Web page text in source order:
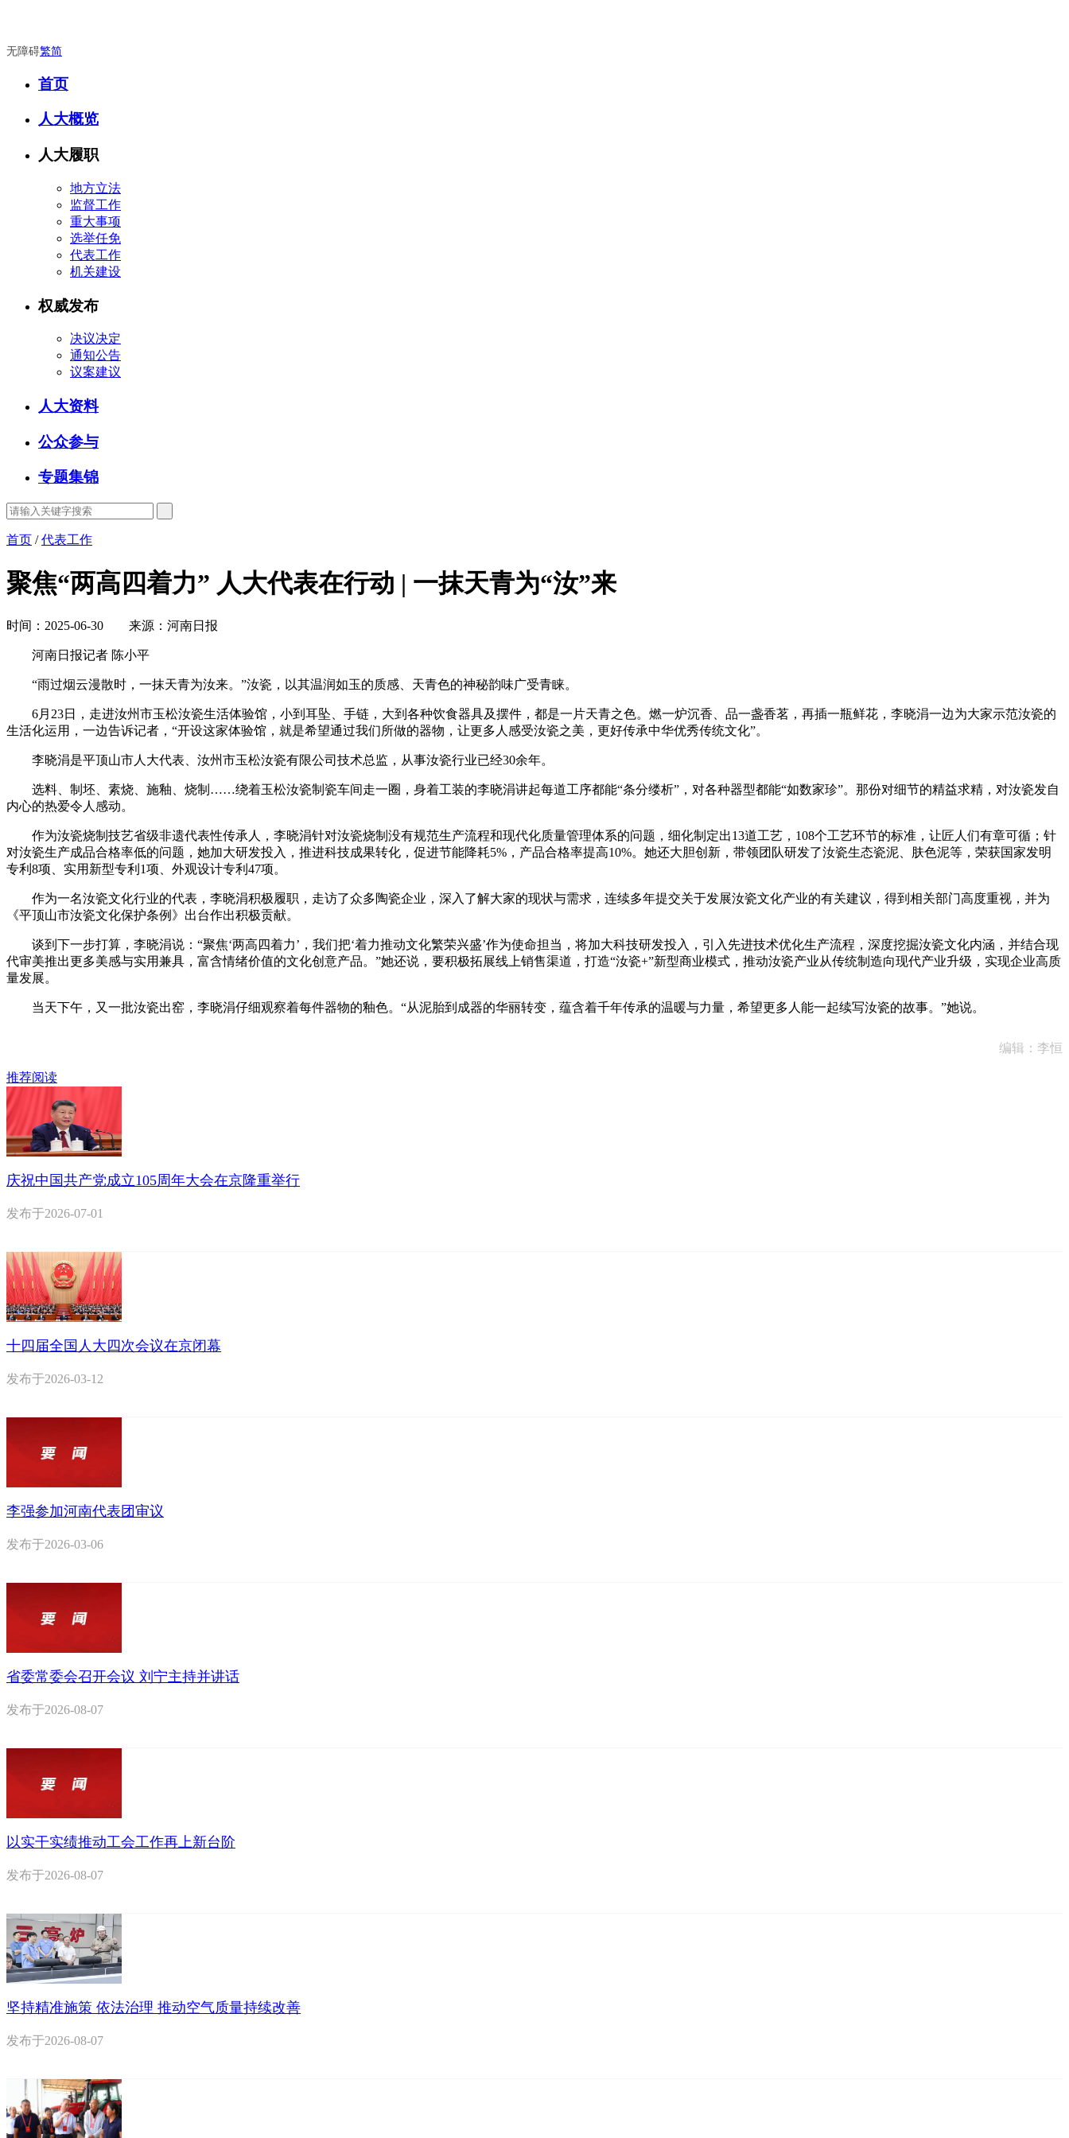
无障碍繁简
首页
人大概览
人大履职
地方立法
监督工作
重大事项
选举任免
代表工作
机关建设
权威发布
决议决定
通知公告
议案建议
人大资料
公众参与
专题集锦
首页 /代表工作
聚焦“两高四着力” 人大代表在行动 | 一抹天青为“汝”来
时间：2025-06-30 来源：河南日报
河南日报记者 陈小平
“雨过烟云漫散时，一抹天青为汝来。”汝瓷，以其温润如玉的质感、天青色的神秘韵味广受青睐。
6月23日，走进汝州市玉松汝瓷生活体验馆，小到耳坠、手链，大到各种饮食器具及摆件，都是一片天青之色。燃一炉沉香、品一盏香茗，再插一瓶鲜花，李晓涓一边为大家示范汝瓷的
生活化运用，一边告诉记者，“开设这家体验馆，就是希望通过我们所做的器物，让更多人感受汝瓷之美，更好传承中华优秀传统文化”。
李晓涓是平顶山市人大代表、汝州市玉松汝瓷有限公司技术总监，从事汝瓷行业已经30余年。
选料、制坯、素烧、施釉、烧制……绕着玉松汝瓷制瓷车间走一圈，身着工装的李晓涓讲起每道工序都能“条分缕析”，对各种器型都能“如数家珍”。那份对细节的精益求精，对汝瓷发自
内心的热爱令人感动。
作为汝瓷烧制技艺省级非遗代表性传承人，李晓涓针对汝瓷烧制没有规范生产流程和现代化质量管理体系的问题，细化制定出13道工艺，108个工艺环节的标准，让匠人们有章可循；针
对汝瓷生产成品合格率低的问题，她加大研发投入，推进科技成果转化，促进节能降耗5%，产品合格率提高10%。她还大胆创新，带领团队研发了汝瓷生态瓷泥、肤色泥等，荣获国家发明
专利8项、实用新型专利1项、外观设计专利47项。
作为一名汝瓷文化行业的代表，李晓涓积极履职，走访了众多陶瓷企业，深入了解大家的现状与需求，连续多年提交关于发展汝瓷文化产业的有关建议，得到相关部门高度重视，并为
《平顶山市汝瓷文化保护条例》出台作出积极贡献。
谈到下一步打算，李晓涓说：“聚焦‘两高四着力’，我们把‘着力推动文化繁荣兴盛’作为使命担当，将加大科技研发投入，引入先进技术优化生产流程，深度挖掘汝瓷文化内涵，并结合现
代审美推出更多美感与实用兼具，富含情绪价值的文化创意产品。”她还说，要积极拓展线上销售渠道，打造“汝瓷+”新型商业模式，推动汝瓷产业从传统制造向现代产业升级，实现企业高质
量发展。
当天下午，又一批汝瓷出窑，李晓涓仔细观察着每件器物的釉色。“从泥胎到成器的华丽转变，蕴含着千年传承的温暖与力量，希望更多人能一起续写汝瓷的故事。”她说。
编辑：李恒
推荐阅读
庆祝中国共产党成立105周年大会在京隆重举行
发布于2026-07-01
十四届全国人大四次会议在京闭幕
发布于2026-03-12
李强参加河南代表团审议
发布于2026-03-06
省委常委会召开会议 刘宁主持并讲话
发布于2026-08-07
以实干实绩推动工会工作再上新台阶
发布于2026-08-07
坚持精准施策 依法治理 推动空气质量持续改善
发布于2026-08-07